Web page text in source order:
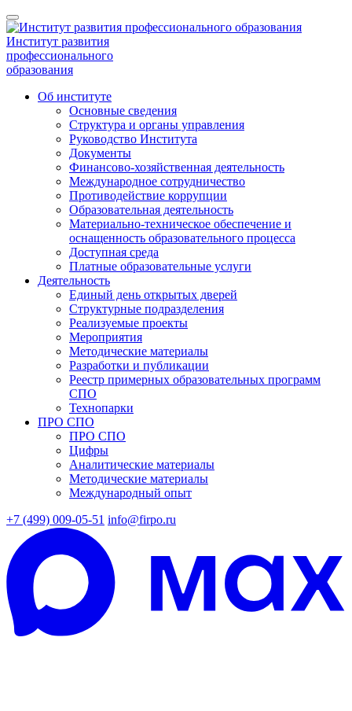
Институт развития
профессионального
образования
Об институте
Основные сведения
Структура и органы управления
Руководство Института
Документы
Финансово-хозяйственная деятельность
Международное сотрудничество
Противодействие коррупции
Образовательная деятельность
Материально-техническое обеспечение и
оснащенность образовательного процесса
Доступная среда
Платные образовательные услуги
Деятельность
Единый день открытых дверей
Структурные подразделения
Реализуемые проекты
Мероприятия
Методические материалы
Разработки и публикации
Реестр примерных образовательных программ
СПО
Технопарки
ПРО СПО
ПРО СПО
Цифры
Аналитические материалы
Методические материалы
Международный опыт
+7 (499) 009-05-51 info@firpo.ru